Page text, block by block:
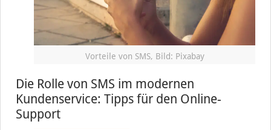
Vorteile von SMS, Bild: Pixabay
Die Rolle von SMS im modernen
Kundenservice: Tipps für den Online-
Support